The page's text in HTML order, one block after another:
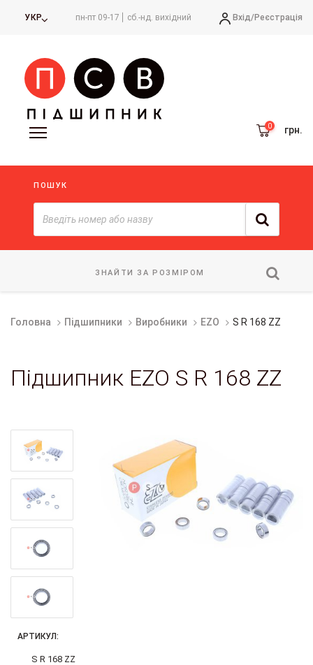
УКР пн-пт 09-17 сб.-нд. вихідний Вхід/Реєстрація
грн.
ПОШУК
ЗНАЙТИ ЗА РОЗМІРОМ
Головна Підшипники Виробники EZO S R 168 ZZ
Підшипник EZO S R 168 ZZ
АРТИКУЛ:
S R 168 ZZ